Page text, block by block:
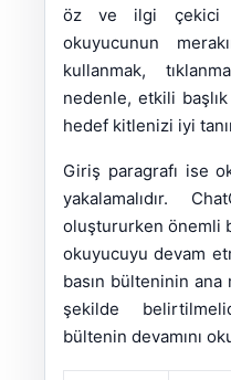
öz ve ilgi çekici
okuyucunun
kullanmak,
nedenle, etkili
hedef kitlenizi iyi
Giriş paragrafı ise
yakalamalıdır.
oluştururken önemli
okuyucuyu devam
basın bülteninin ana
şekilde
bültenin devamını